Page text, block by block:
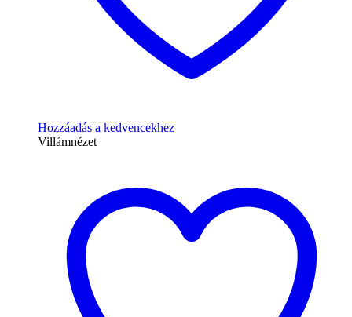
Hozzáadás a kedvencekhez
Villámnézet